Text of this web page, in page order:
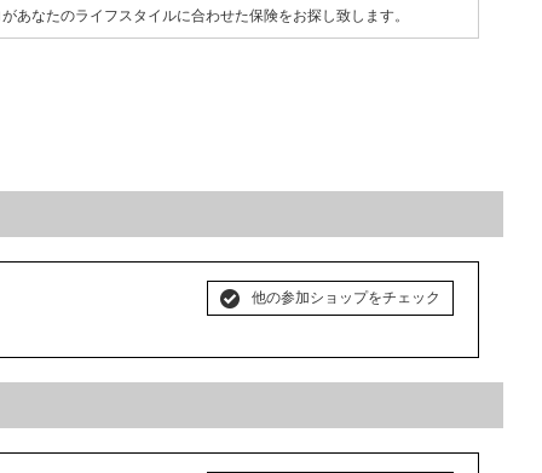
あなたのライフスタイルに合わせた保険をお探し致します。
他の参加ショップをチェック